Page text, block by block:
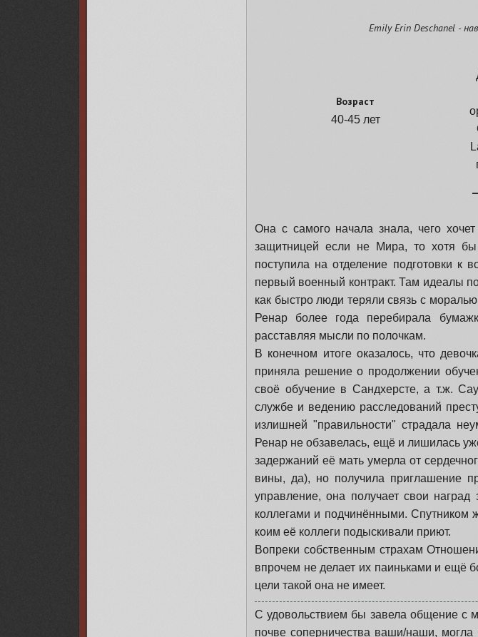
Emily Erin Deschanel -
Возраст
40-45 лет
Она с самого начала знала, чего
защитницей если не Мира, то хотя
поступила на отделение подготовки к
первый военный контракт. Там идеалы
как быстро люди теряли связь с
Ренар более года перебирала
расставляя мысли по полочкам.
В конечном итоге оказалось, что
приняла решение о продолжении
своё обучение в Сандхерсте, а т.ж.
службе и ведению расследований
излишней "правильности" страдала
Ренар не обзавелась, ещё и лишилась
задержаний её мать умерла от
вины, да), но получила приглашение
управление, она получает свои
коллегами и подчинёнными. Спутником
коим её коллеги подыскивали приют.
Вопреки собственным страхам
впрочем не делает их паиньками и ещё
цели такой она не имеет.
С удовольствием бы завела общение с
почве соперничества ваши/наши,